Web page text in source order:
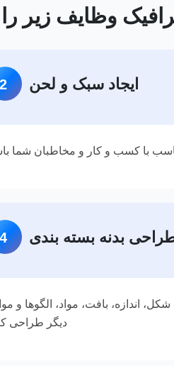
2 ایجاد سبک و لحن
با کسب و کار و مخاطبان شما
4 بدنه بسته بندی
اندازه، بافت، مواد، الگوها و
دیگر طراحی